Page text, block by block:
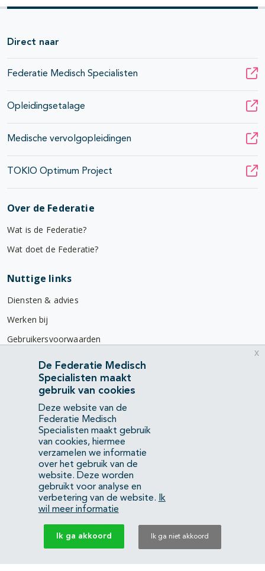
Direct naar
Federatie Medisch Specialisten
Opleidingsetalage
Medische vervolgopleidingen
TOKIO Optimum Project
Over de Federatie
Wat is de Federatie?
Wat doet de Federatie?
Nuttige links
Diensten & advies
Werken bij
Gebruikersvoorwaarden
Privacyverklaring
Contact
Mercatorlaan 1200
3528 BL Utrecht
(088) 505 34 34
info@richtlijnendatabase.nl
YouTubeLinkedIn
KvK Federatie Medisch Specialisten:40483480
Privacyverklaring
De Federatie Medisch
Specialisten maakt
gebruik van cookies
Deze website van de
Federatie Medisch
Specialisten maakt gebruik
van cookies, hiermee
verzamelen we informatie
over het gebruik van de
website. Deze worden
gebruikt voor analyse en
verbetering van de website.
Ik
wil meer informatie
Ik ga akkoord Ik ga niet akkoord
x